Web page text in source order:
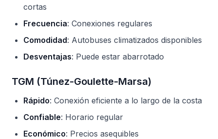
cortas
Frecuencia: Conexiones regulares
Comodidad: Autobuses climatizados disponibles
Desventajas: Puede estar abarrotado
TGM (Túnez-Goulette-Marsa)
Rápido: Conexión eficiente a lo largo de la costa
Confiable: Horario regular
Económico: Precios asequibles